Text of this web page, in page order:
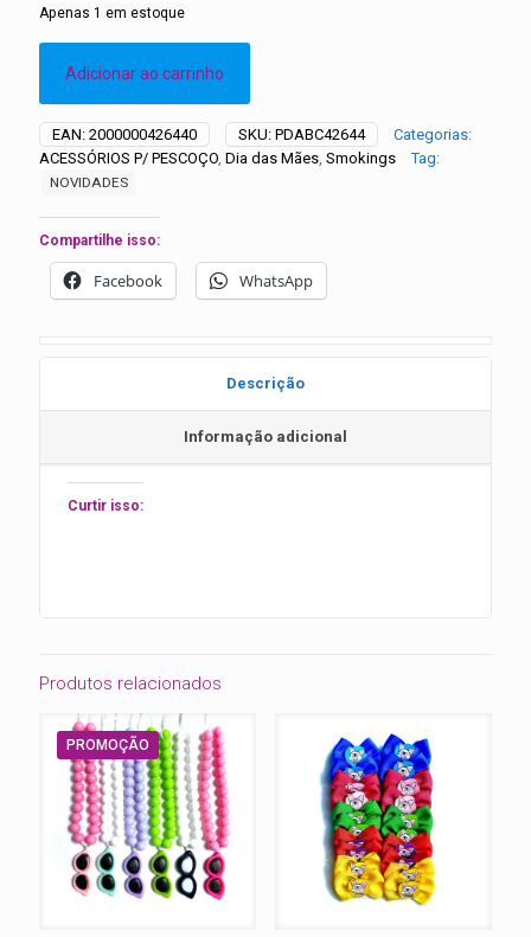
Apenas 1 em estoque
Adicionar ao carrinho
EAN: 2000000426440 SKU: PDABC42644
Categorias:
ACESSÓRIOS P/ PESCOÇO Dia das Mães Smokings Tag:
NOVIDADES
Compartilhe isso:
Facebook WhatsApp
Descrição
Informação adicional
Curtir isso:
Produtos relacionados
PROMOÇÃO